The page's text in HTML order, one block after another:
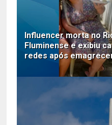
Influencer morta no
Fluminense e exibiu
redes após